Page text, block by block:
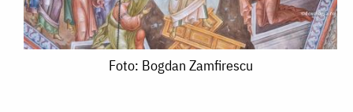
Foto: Bogdan Zamfirescu